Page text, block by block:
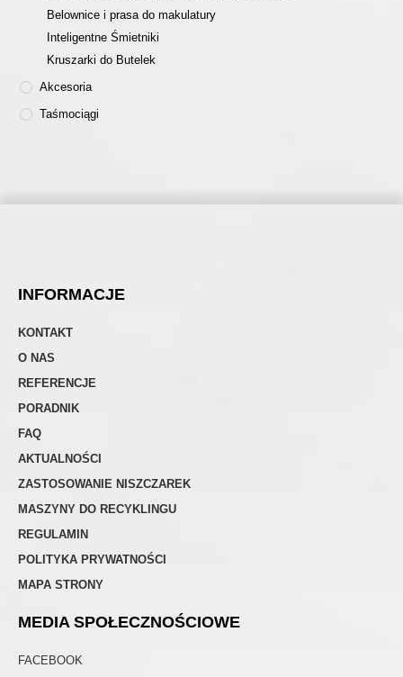
Belownice i prasa do makulatury
Inteligentne Śmietniki
Kruszarki do Butelek
Akcesoria
Taśmociągi
INFORMACJE
KONTAKT
O NAS
REFERENCJE
PORADNIK
FAQ
AKTUALNOŚCI
ZASTOSOWANIE NISZCZAREK
MASZYNY DO RECYKLINGU
REGULAMIN
POLITYKA PRYWATNOŚCI
MAPA STRONY
MEDIA SPOŁECZNOŚCIOWE
FACEBOOK